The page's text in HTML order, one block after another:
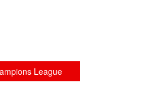
League